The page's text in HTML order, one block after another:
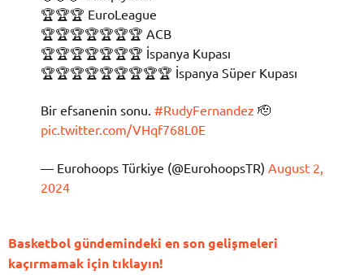
🏆🏆🏆 EuroLeague
🏆🏆🏆🏆🏆🏆🏆 ACB
🏆🏆🏆🏆🏆🏆🏆 İspanya Kupası
🏆🏆🏆🏆🏆🏆🏆🏆🏆 İspanya Süper Kupası
Bir efsanenin sonu. #RudyFernandez 🫡
pic.twitter.com/VHqf768L0E
— Eurohoops Türkiye (@EurohoopsTR) August 2,
2024
Basketbol gündemindeki en son gelişmeleri
kaçırmamak için tıklayın!